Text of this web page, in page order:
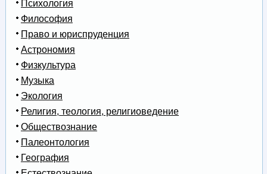
Психология
Философия
Право и юриспруденция
Астрономия
Физкультура
Музыка
Экология
Религия, теология, религиоведение
Обществознание
Палеонтология
География